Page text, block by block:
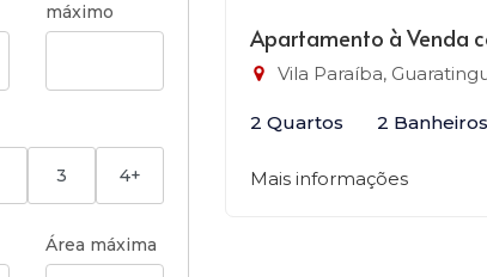
máximo
3 4+
Área máxima
Apartamento à Venda
Vila Paraíba,
2 Quartos 2 Banheiros
Mais informações